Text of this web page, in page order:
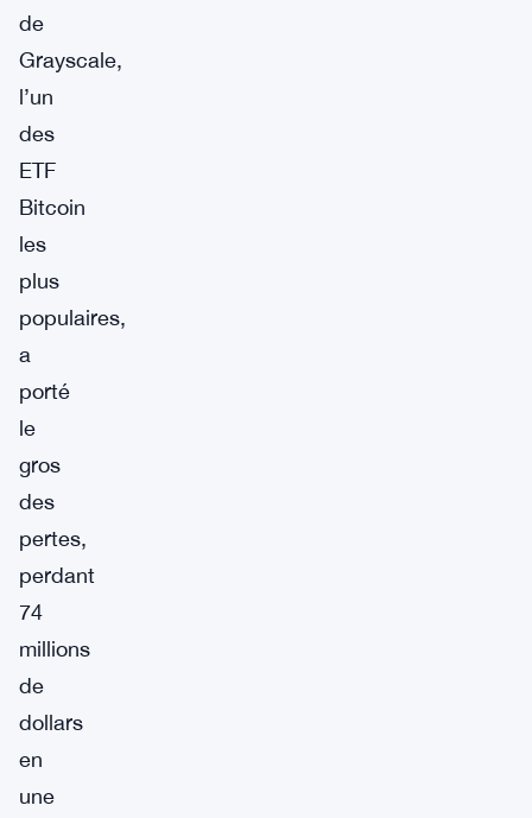
de
Grayscale,
l’un
des
ETF
Bitcoin
les
plus
populaires,
a
porté
le
gros
des
pertes,
perdant
74
millions
de
dollars
en
une